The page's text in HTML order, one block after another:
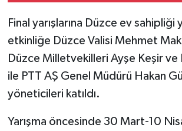
Final yarışlarına Düzce ev sahipliği
etkinliğe Düzce Valisi Mehmet
Düzce Milletvekilleri Ayşe Keşir ve
ile PTT AŞ Genel Müdürü Hakan
yöneticileri katıldı.
Yarışma öncesinde 30 Mart-10